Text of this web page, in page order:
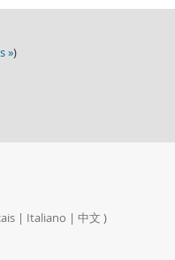
»)
| Italiano | 中文 )